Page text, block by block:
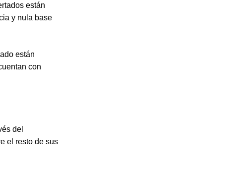
están
y nula base
están
con
del
el resto de sus